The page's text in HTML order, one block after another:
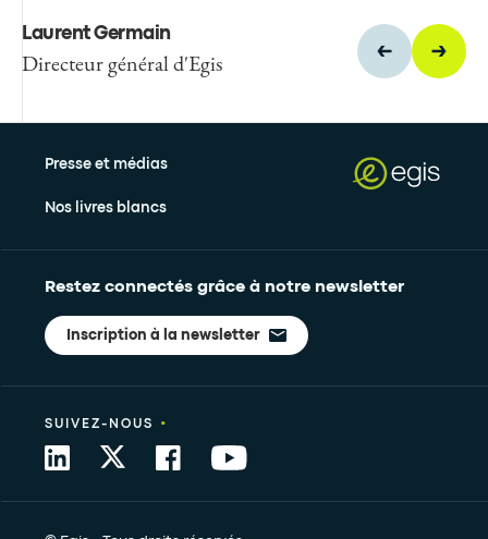
Laurent Germain
Directeur général d'Egis
Presse et médias
Nos livres blancs
Restez connectés grâce à notre newsletter
Inscription à la newsletter
SUIVEZ-NOUS •